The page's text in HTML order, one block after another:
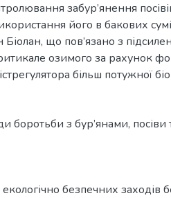
забур’янення
його в бакових
що пов’язано з
озимого за рахунок
більш потужної
боротьби з бур’янами,
безпечних заходів